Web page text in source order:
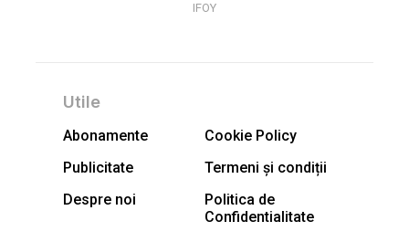
IFOY
Utile
Abonamente
Cookie Policy
Publicitate
Termeni și condiții
Despre noi
Politica de
Confidentialitate